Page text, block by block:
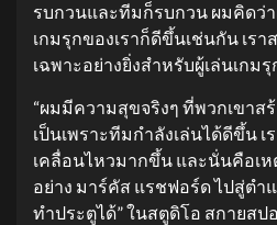
รบกวนและทีมก็รบกวน ผมคิดว่
เกมรุกของเราก็ดีขึ้นเช่นกัน เรา
เฉพาะอย่างยิ่งสำหรับผู้เล่นเกมรุ
“ผมมีความสุขจริงๆ ที่พวกเขาส
เป็นเพราะทีมกำลังเล่นได้ดีขึ้น
เคลื่อนไหวมากขึ้น และนั่นคือเ
อย่าง มาร์คัส แรชฟอร์ด ไปสู่ตำ
ทำประตูได้” ในสตูดิโอ สกายส